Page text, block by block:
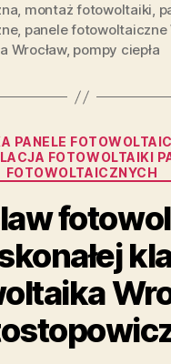
, montaż fotowoltaiki,
, panele fotowoltaiczne
Wrocław, pompy ciepła
Kategorie
PANELE
FOTOWOLTAIKI
FOTOWOLTAICZNYCH